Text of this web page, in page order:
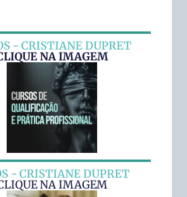
- CRISTIANE DUPRET
NA IMAGEM
- CRISTIANE DUPRET
NA IMAGEM